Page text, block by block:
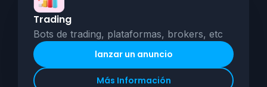
Trading
Bots de trading, plataformas, brokers, etc
lanzar un anuncio
Más Información